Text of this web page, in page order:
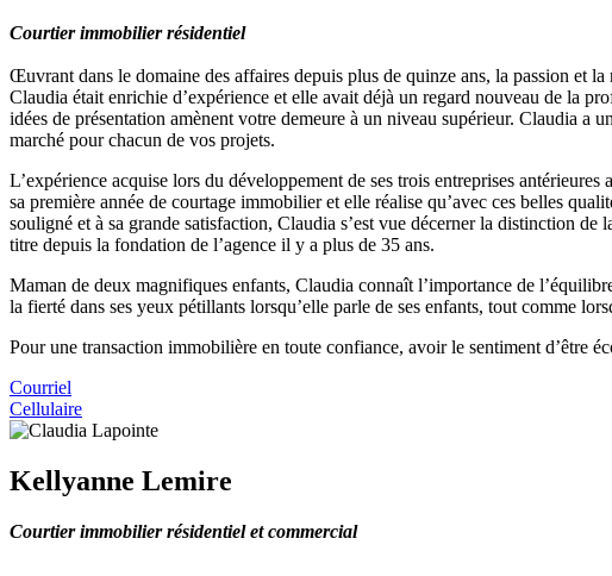
Courtier immobilier résidentiel
Œuvrant dans le domaine des affaires depuis plus de quinze ans, la passion et
Claudia était enrichie d’expérience et elle avait déjà un regard nouveau de la
idées de présentation amènent votre demeure à un niveau supérieur. Claudia a
marché pour chacun de vos projets.
L’expérience acquise lors du développement de ses trois entreprises
sa première année de courtage immobilier et elle réalise qu’avec ces belles
souligné et à sa grande satisfaction, Claudia s’est vue décerner la distinction
titre depuis la fondation de l’agence il y a plus de 35 ans.
Maman de deux magnifiques enfants, Claudia connaît l’importance de
la fierté dans ses yeux pétillants lorsqu’elle parle de ses enfants, tout comme
Pour une transaction immobilière en toute confiance, avoir le sentiment d’être
Courriel
Cellulaire
Kellyanne Lemire
Courtier immobilier résidentiel et commercial